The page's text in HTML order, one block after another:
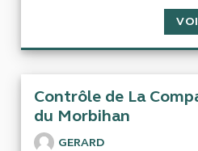
Contrôle de La
du Morbihan
GERARD